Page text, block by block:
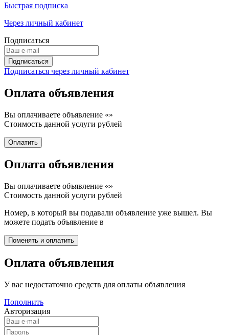
Быстрая подписка
Через личный кабинет
Подписаться
Подписаться через личный кабинет
Оплата объявления
Вы оплачиваете объявление «»
Стоимость данной услуги рублей
Оплата объявления
Вы оплачиваете объявление «»
Стоимость данной услуги рублей
Номер, в который вы подавали объявление уже вышел. Вы
можете подать объявление в
Оплата объявления
У вас недостаточно средств для оплаты объявления
Пополнить
Авторизация